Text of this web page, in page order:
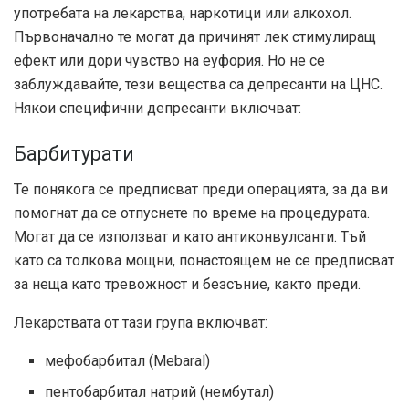
употребата на лекарства, наркотици или алкохол.
Първоначално те могат да причинят лек стимулиращ
ефект или дори чувство на еуфория. Но не се
заблуждавайте, тези вещества са депресанти на ЦНС.
Някои специфични депресанти включват:
Барбитурати
Те понякога се предписват преди операцията, за да ви
помогнат да се отпуснете по време на процедурата.
Могат да се използват и като антиконвулсанти. Тъй
като са толкова мощни, понастоящем не се предписват
за неща като тревожност и безсъние, както преди.
Лекарствата от тази група включват:
мефобарбитал (Mebaral)
пентобарбитал натрий (нембутал)